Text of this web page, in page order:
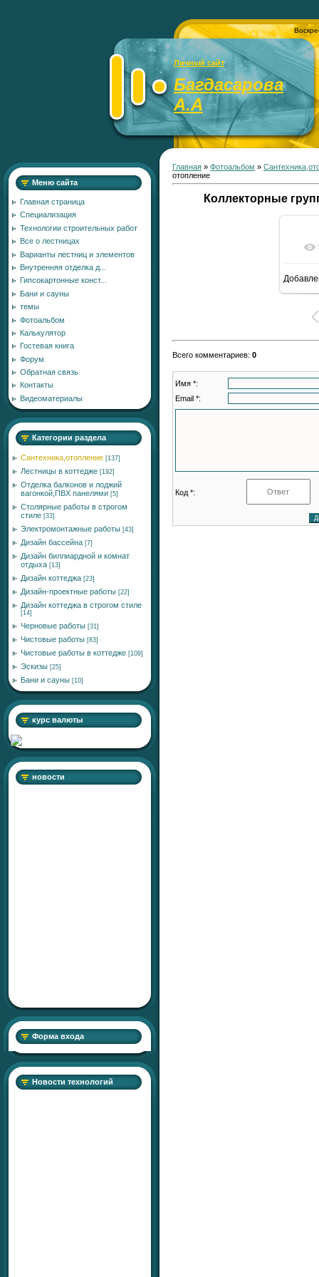
Личный сайт
Багдасарова
А.А
Меню сайта
Главная страница
Специализация
Технологии строительных работ
Все о лестницах
Варианты лестниц и элементов
Внутренняя отделка д...
Гипсокартонные конст...
Бани и сауны
темы
Фотоальбом
Калькулятор
Гостевая книга
Форум
Обратная связь
Контакты
Видеоматериалы
Категории раздела
Сантехника,отопление [137]
Лестницы в коттедже [192]
Отделка балконов и лоджий
вагонкой,ПВХ панелями [5]
Столярные работы в строгом
стиле [33]
Электромонтажные работы [43]
Дизайн бассейна [7]
Дизайн биллиардной и комнат
отдыха [13]
Дизайн коттеджа [23]
Дизайн-проектные работы [22]
Дизайн коттеджа в строгом стиле
[14]
Черновые работы [31]
Чистовые работы [83]
Чистовые работы в коттедже [109]
Эскизы [25]
Бани и сауны [10]
курс валюты
новости
Форма входа
Новости технологий
Главная » Фотоальбом »
отопление
Коллекторные
Всего комментариев: 0
Имя *:
Email *:
Код *: